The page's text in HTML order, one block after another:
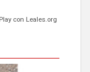
con marca de